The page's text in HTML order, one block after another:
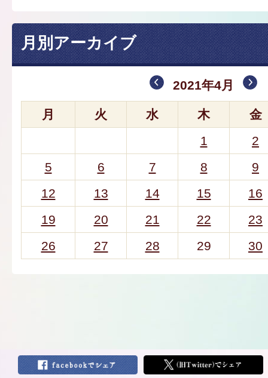
月別アーカイブ
2021年4月
月 火 水 木
金
1
2
5
6 7 8
9
12
13 14 15
16
19
20 21 22
23
26
27 28 29 30